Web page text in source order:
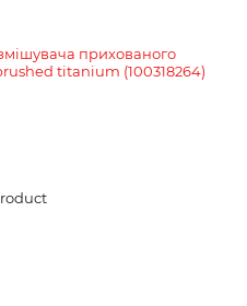
прихованого
titanium (100318264)